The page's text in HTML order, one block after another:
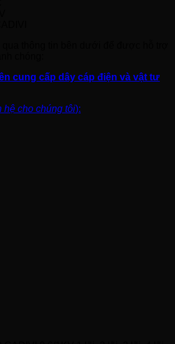
cung cấp dây cáp điện và vật tư
hệ cho chúng tôi):